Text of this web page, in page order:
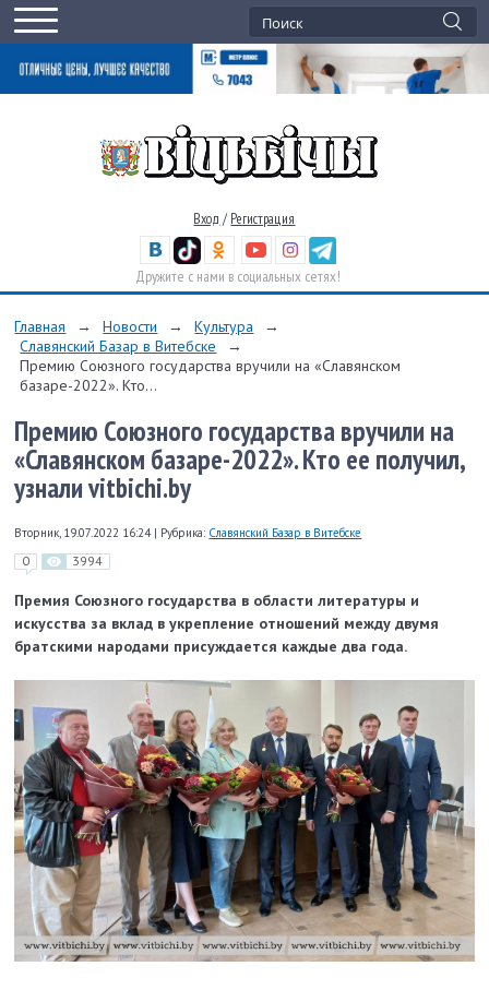
Вход / Регистрация
Дружите с нами в социальных сетях!
Главная → Новости → Культура
→
Славянский Базар в Витебске
→
Премию Союзного государства вручили на «Славянском
базаре-2022». Кто...
Премию Союзного государства вручили на
«Славянском базаре-2022». Кто ее получил,
узнали vitbichi.by
Вторник, 19.07.2022 16:24 | Рубрика: Славянский Базар в Витебске
0 3994
Премия Союзного государства в области литературы и
искусства за вклад в укрепление отношений между двумя
братскими народами присуждается каждые два года.